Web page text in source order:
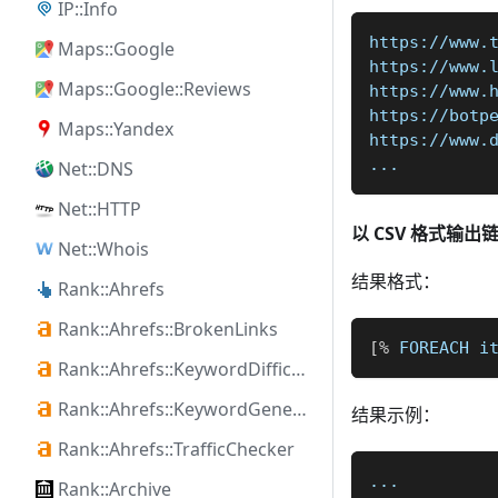
IP::Info
Maps::Google
Maps::Google::Reviews
Maps::Yandex
Net::DNS
Net::HTTP
Net::Whois
Rank::Ahrefs
Rank::Ahrefs::BrokenLinks
Rank::Ahrefs::KeywordDifficulty
Rank::Ahrefs::KeywordGenerator
Rank::Ahrefs::TrafficChecker
Rank::Archive
https://
https://
https://
https://
https://
...
以 CSV 格式输出
结果格式：
[%
结果示例：
...